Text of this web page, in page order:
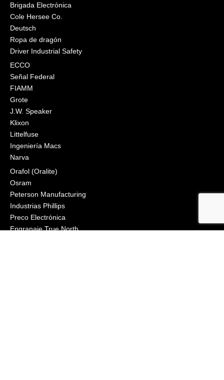
Brigada Electrónica
Cole Hersee Co.
Deutsch
Ropa de dragón
Driver Industrial Safety
ECCO
Señal Federal
FIAMM
Grote
J.W. Speaker
Klixon
Littelfuse
Ingeniería Macs
Narva
Orafol (Oralite)
Osram
Peterson Manufacturing
Industrias Phillips
Preco Electrónica
Engranaje True North